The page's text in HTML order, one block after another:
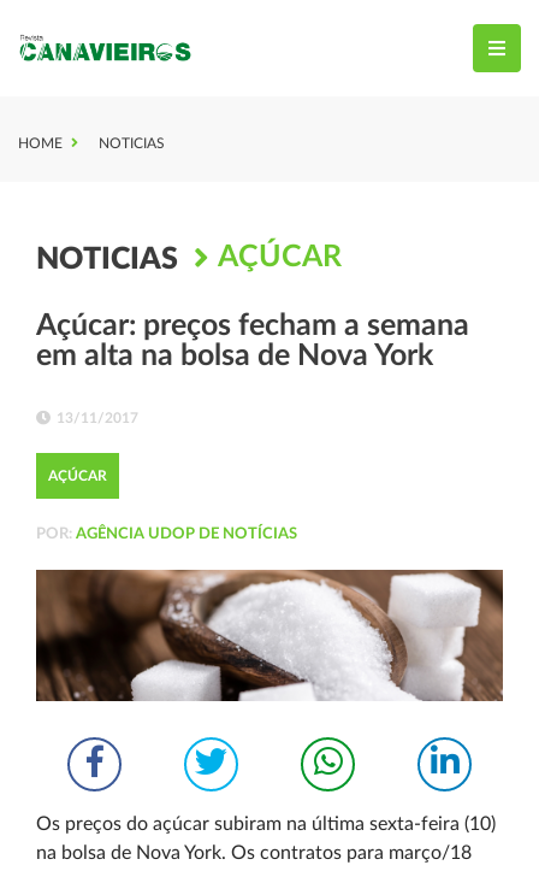
HOME NOTICIAS
NOTICIAS AÇÚCAR
Açúcar: preços fecham a semana
em alta na bolsa de Nova York
13/11/2017
AÇÚCAR
POR: AGÊNCIA UDOP DE NOTÍCIAS
Os preços do açúcar subiram na última sexta-feira (10)
na bolsa de Nova York. Os contratos para março/18